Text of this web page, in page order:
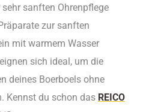
sanften Ohrenpflege
zur sanften
mit warmem Wasser
sich ideal, um die
deines Boerboels ohne
Kennst du schon das REICO